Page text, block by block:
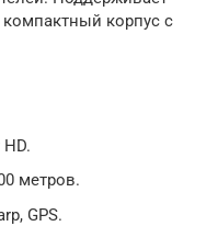
корпус с
метров.
GPS.